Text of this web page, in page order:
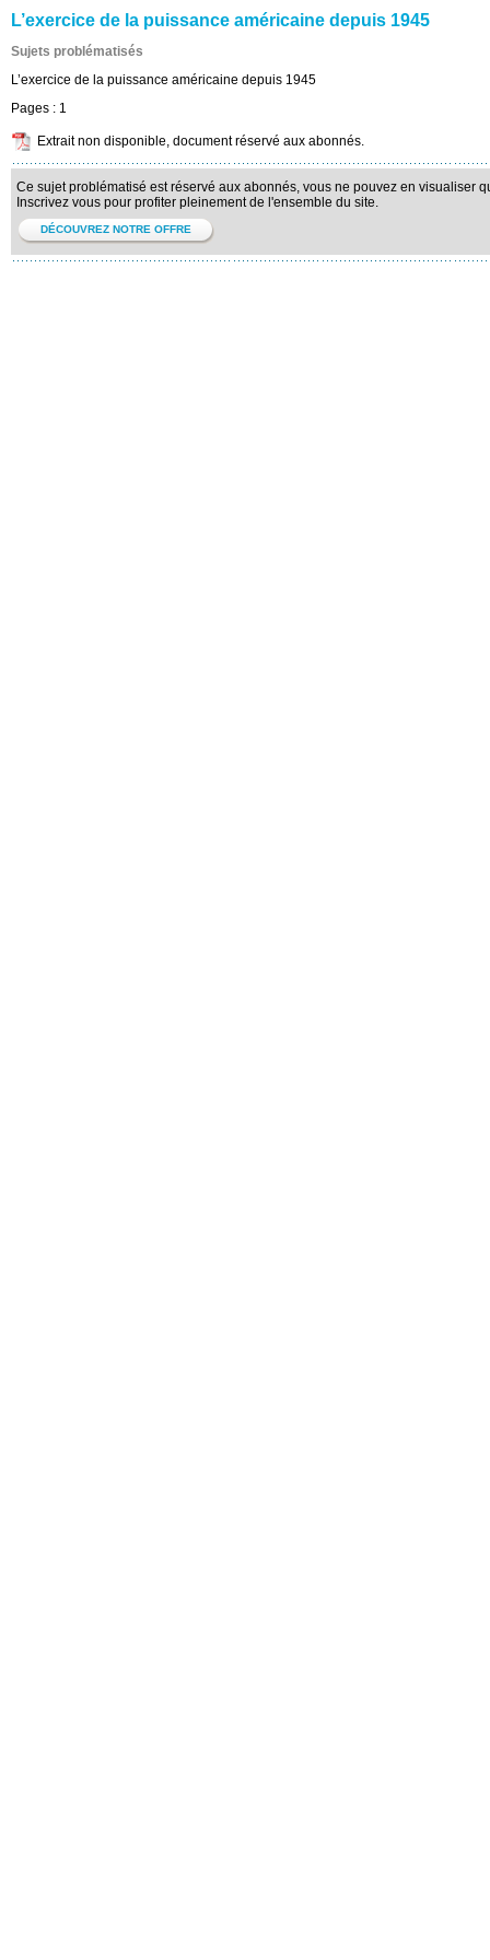
L’exercice de la puissance américaine depuis 1945
Sujets problématisés
L’exercice de la puissance américaine depuis 1945
Pages : 1
Extrait non disponible, document réservé aux abonnés.
Ce sujet problématisé est réservé aux abonnés, vous ne pouvez en visualiser
Inscrivez vous pour profiter pleinement de l'ensemble du site.
DÉCOUVREZ NOTRE OFFRE